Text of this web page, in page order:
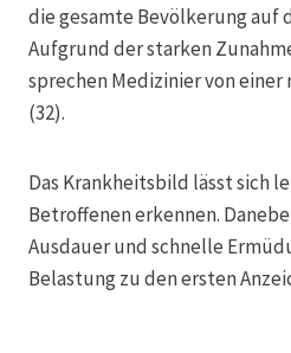
die gesamte Bevölkerung auf
Aufgrund der starken
sprechen Medizinier von
(32).
Das Krankheitsbild lässt sich
Betroffenen erkennen.
Ausdauer und schnelle
Belastung zu den ersten